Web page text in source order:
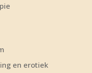
en erotiek